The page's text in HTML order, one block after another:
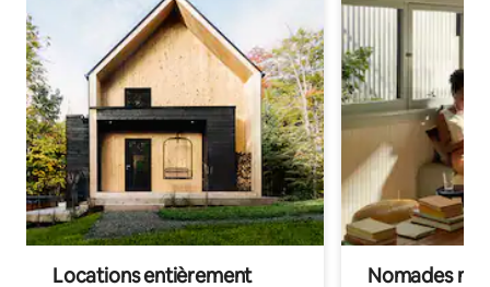
Locations entièrement Nomades